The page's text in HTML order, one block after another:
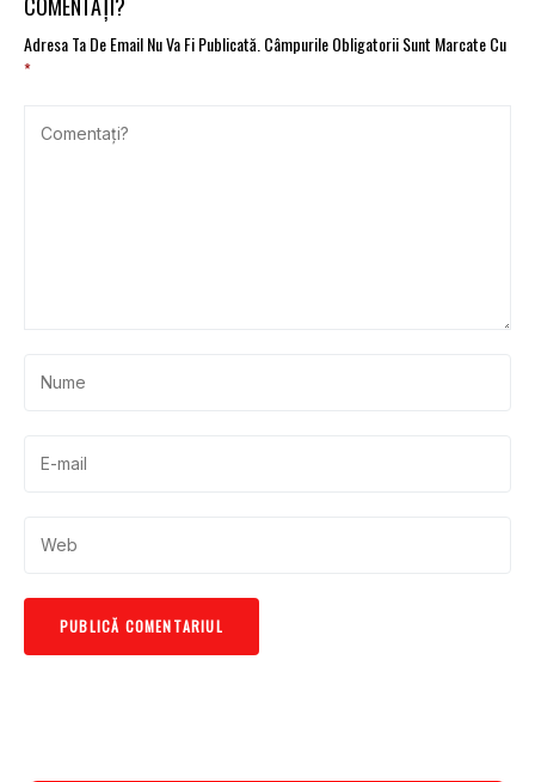
COMENTAȚI?
Adresa Ta De Email Nu Va Fi Publicată.Câmpurile Obligatorii Sunt Marcate Cu
*